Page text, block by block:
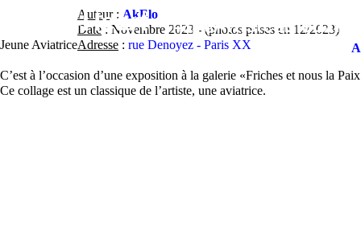
heart.com
Street-Heart HomeArtistesLieux
Jeune Aviatrice
Auteur: AkElo
Date : Novembre 2023 - (photos prises en 12/2023)
Adresse : rue Denoyez - Paris XX
C’est à l’occasion d’une exposition à la galerie «Friches et nous la
Ce collage est un classique de l’artiste, une aviatrice.